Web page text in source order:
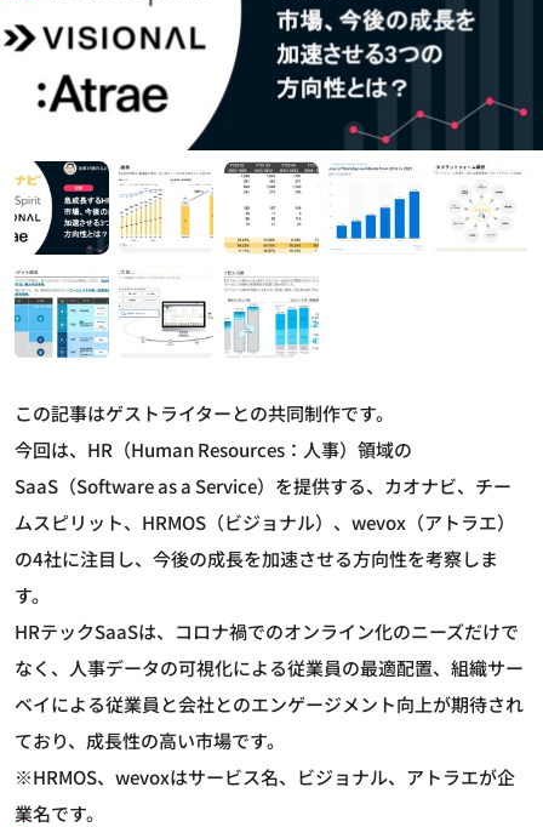
この記事はゲストライターとの共同制作です。
今回は、HR（Human Resources：人事）領域の
SaaS（Software as a Service）を提供する、カオナビ、チー
ムスピリット、HRMOS（ビジョナル）、wevox（アトラエ）
の4社に注目し、今後の成長を加速させる方向性を考察しま
す。
HRテックSaaSは、コロナ禍でのオンライン化のニーズだけで
なく、人事データの可視化による従業員の最適配置、組織サー
ベイによる従業員と会社とのエンゲージメント向上が期待され
ており、成長性の高い市場です。
※HRMOS、wevoxはサービス名、ビジョナル、アトラエが企
業名です。